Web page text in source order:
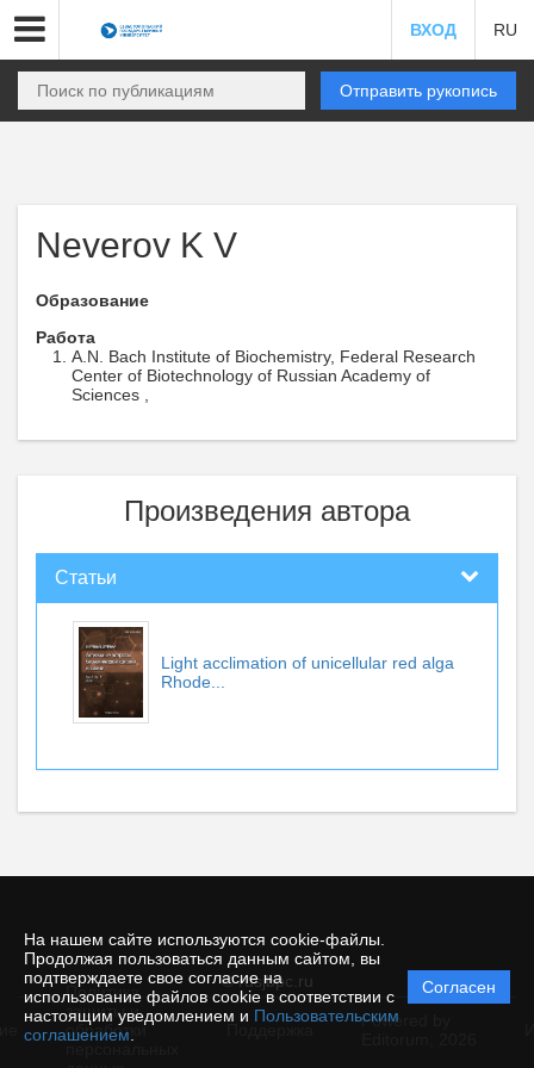
На нашем сайте используются cookie-файлы.
Продолжая пользоваться данным сайтом, вы
подтверждаете свое согласие на
использование файлов cookie в соответствии с
настоящим уведомлением и Пользовательским
соглашением
Согласен
ВХОД RU
Отправить рукопись
Neverov K V
Образование
Работа
A.N. Bach Institute of Biochemistry, Federal Research
Center of Biotechnology of Russian Academy of
Sciences ,
Произведения автора
Статьи
Light acclimation of unicellular red alga
Rhode...
© rusjbpc.ru
Политика
защиты и
обработки
Powered by